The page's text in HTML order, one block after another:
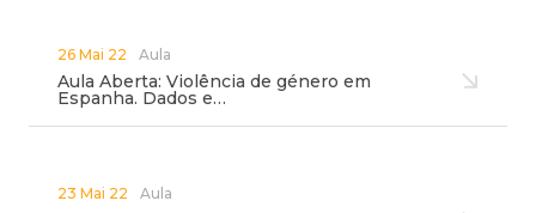
26 Mai 22 Aula
Aula Aberta: Violência de género em
Espanha. Dados e…
23 Mai 22 Aula